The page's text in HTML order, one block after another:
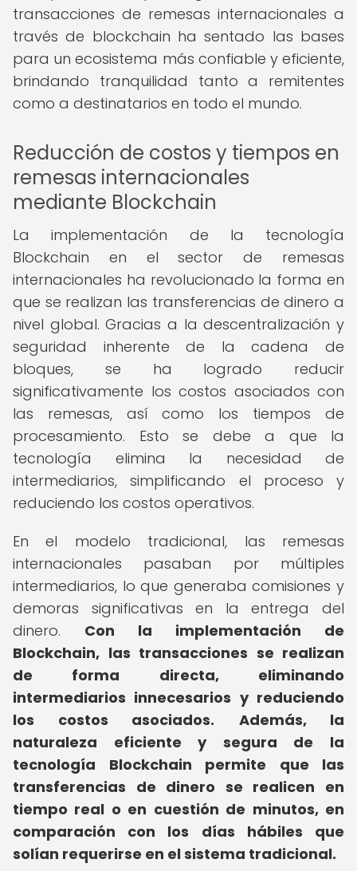
transacciones de remesas internacionales a
través de blockchain ha sentado las bases
para un ecosistema más confiable y eficiente,
brindando tranquilidad tanto a remitentes
como a destinatarios en todo el mundo.
Reducción de costos y tiempos en
remesas internacionales
mediante Blockchain
La implementación de la tecnología
Blockchain en el sector de remesas
internacionales ha revolucionado la forma en
que se realizan las transferencias de dinero a
nivel global. Gracias a la descentralización y
seguridad inherente de la cadena de
bloques, se ha logrado reducir
significativamente los costos asociados con
las remesas, así como los tiempos de
procesamiento. Esto se debe a que la
tecnología elimina la necesidad de
intermediarios, simplificando el proceso y
reduciendo los costos operativos.
En el modelo tradicional, las remesas
internacionales pasaban por múltiples
intermediarios, lo que generaba comisiones y
demoras significativas en la entrega del
dinero. Con la implementación de
Blockchain, las transacciones se realizan
de forma directa, eliminando
intermediarios innecesarios y reduciendo
los costos asociados.
Además, la
naturaleza eficiente y segura de la
tecnología Blockchain permite que las
transferencias de dinero se realicen en
tiempo real o en cuestión de minutos, en
comparación con los días hábiles que
solían requerirse en el sistema tradicional.